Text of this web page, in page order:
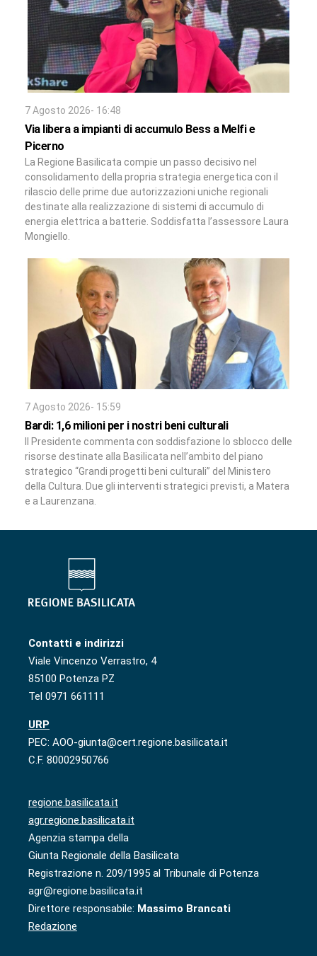
7 Agosto 2026- 16:48
Via libera a impianti di accumulo Bess a Melfi e
Picerno
La Regione Basilicata compie un passo decisivo nel
consolidamento della propria strategia energetica con il
rilascio delle prime due autorizzazioni uniche regionali
destinate alla realizzazione di sistemi di accumulo di
energia elettrica a batterie. Soddisfatta l’assessore Laura
Mongiello.
7 Agosto 2026- 15:59
Bardi: 1,6 milioni per i nostri beni culturali
Il Presidente commenta con soddisfazione lo sblocco delle
risorse destinate alla Basilicata nell’ambito del piano
strategico “Grandi progetti beni culturali” del Ministero
della Cultura. Due gli interventi strategici previsti, a Matera
e a Laurenzana.
Contatti e indirizzi
Viale Vincenzo Verrastro, 4
85100 Potenza PZ
Tel 0971 661111
URP
PEC: AOO-giunta@cert.regione.basilicata.it
C.F. 80002950766
regione.basilicata.it
agr.regione.basilicata.it
Agenzia stampa della
Giunta Regionale della Basilicata
Registrazione n. 209/1995 al Tribunale di Potenza
agr@regione.basilicata.it
Direttore responsabile: Massimo Brancati
Redazione